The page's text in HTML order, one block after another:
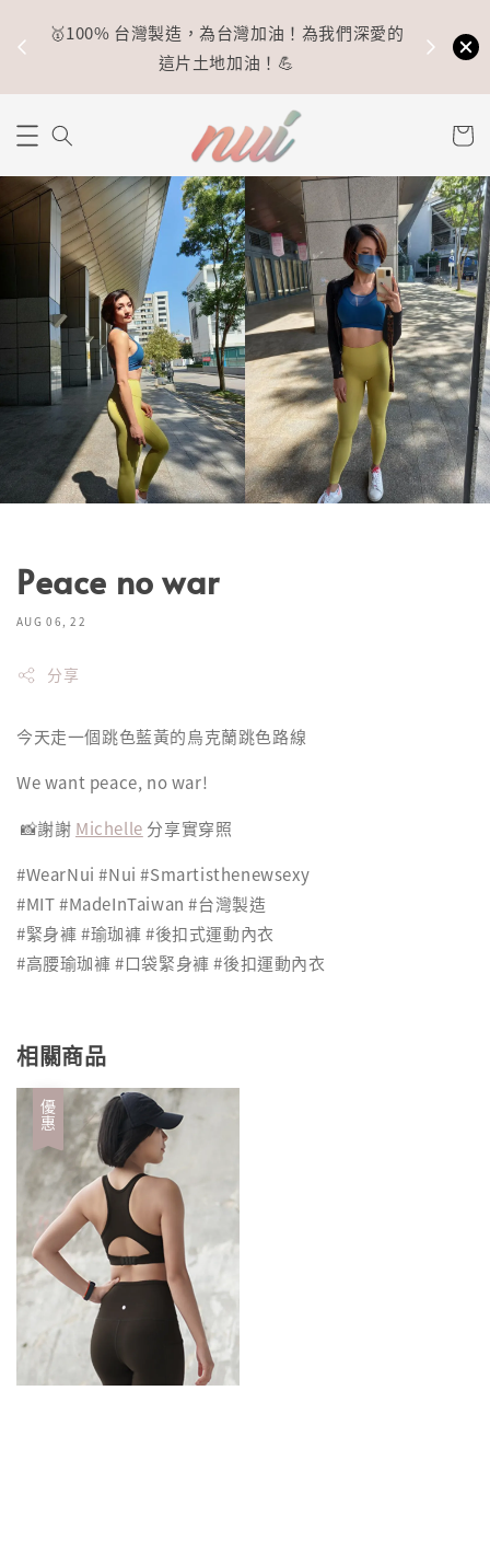
🥇100% 台灣製造，為台灣加油！為我們深愛的
這片土地加油！💪
Peace no war
AUG 06, 22
分享
今天走一個跳色藍黃的烏克蘭跳色路線
We want peace, no war!
📸謝謝 Michelle 分享實穿照
#WearNui #Nui #Smartisthenewsexy
#MIT #MadeInTaiwan #台灣製造
#緊身褲 #瑜珈褲 #後扣式運動內衣
#高腰瑜珈褲 #口袋緊身褲 #後扣運動內衣
相關商品
優惠